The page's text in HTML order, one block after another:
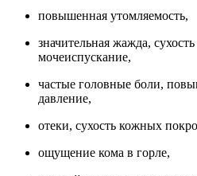
повышенная утомляемость,
значительная жажда, сухость
мочеиспускание,
частые головные боли,
давление,
отеки, сухость кожных
ощущение кома в горле,